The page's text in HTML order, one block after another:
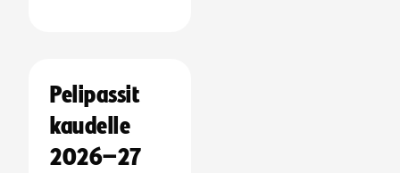
Pelipassit
kaudelle
2026–27